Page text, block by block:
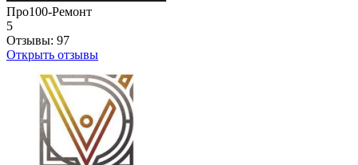
Про100-Ремонт
5
Отзывы: 97
Открыть отзывы